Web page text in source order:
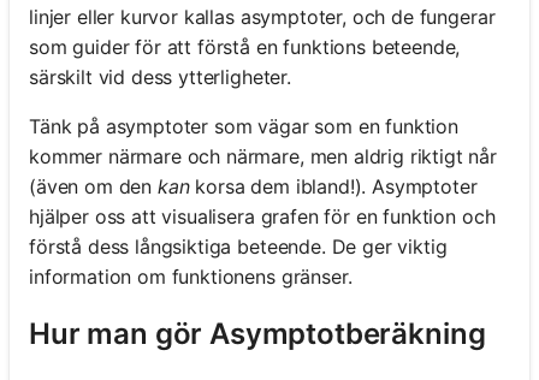
linjer eller kurvor kallas asymptoter, och de fungerar
som guider för att förstå en funktions beteende,
särskilt vid dess ytterligheter.
Tänk på asymptoter som vägar som en funktion
kommer närmare och närmare, men aldrig riktigt når
(även om den kankorsa dem ibland!). Asymptoter
hjälper oss att visualisera grafen för en funktion och
förstå dess långsiktiga beteende. De ger viktig
information om funktionens gränser.
Hur man gör Asymptotberäkning